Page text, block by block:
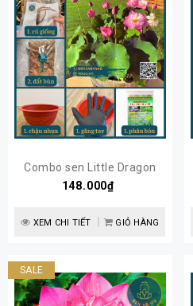
Combo sen Little Dragon
siêu hoa
148.000₫
XEM CHI TIẾT GIỎ HÀNG
SALE